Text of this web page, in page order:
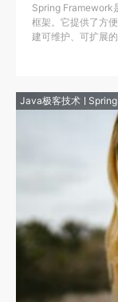
Spring Framework
框架。它提供了方
建可维护、可扩展
Java极客技术 Spring